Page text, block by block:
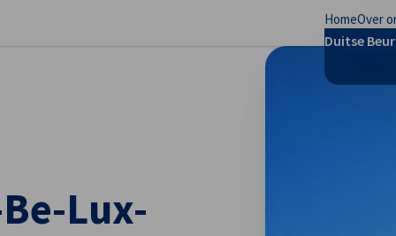
HomeOver
Duitse
Lux-